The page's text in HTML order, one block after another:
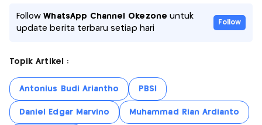
FollowWhatsApp Channel Okezone untuk
update berita terbaru setiap hari
Follow
Topik Artikel :
Antonius Budi Ariantho PBSI
Daniel Edgar Marvino Muhammad Rian Ardianto